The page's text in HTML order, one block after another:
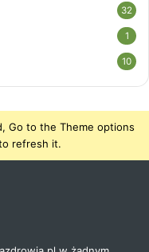
32
1
10
Go to the Theme options
refresh it.